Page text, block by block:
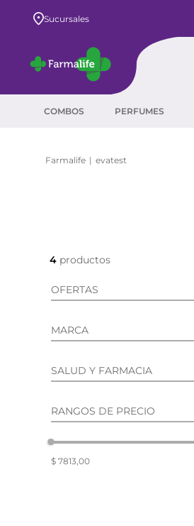
Sucursales
COMBOS PERFUMES
evatest
4
OFERTAS
MARCA
SALUD Y FARMACIA
(4)
RANGOS DE PRECIO
$ 7813,00